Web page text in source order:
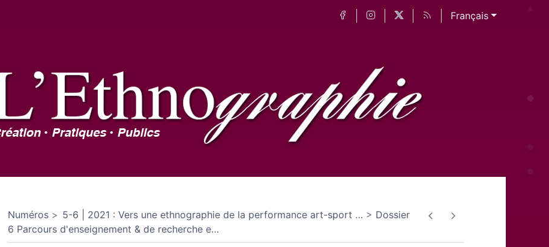
Français
Numéros 5-6 | 2021 : Vers une ethnographie de la performance art-sport …
Dossier
6 Parcours d'enseignement & de recherche e…